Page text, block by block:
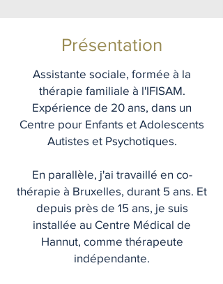
Présentation
Assistante sociale, formée à la
thérapie familiale à l'IFISAM.
Expérience de 20 ans, dans un
Centre pour Enfants et Adolescents
Autistes et Psychotiques.
En parallèle, j'ai travaillé en co-
thérapie à Bruxelles, durant 5 ans. Et
depuis près de 15 ans, je suis
installée au Centre Médical de
Hannut, comme thérapeute
indépendante.